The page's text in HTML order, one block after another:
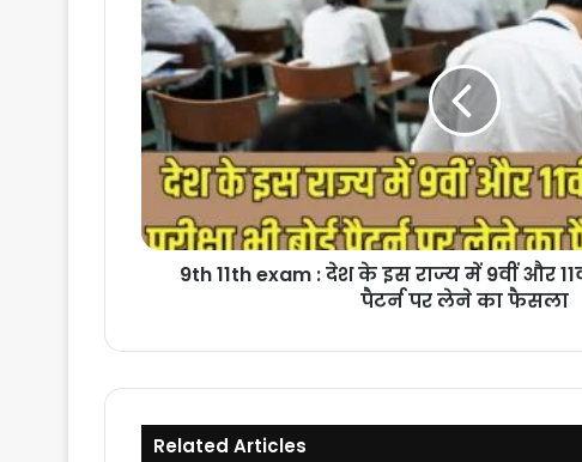
exam
:
देश
के
इस
राज्य
में
11वीं
पर
का
9th 11th exam : देश के इस राज्य में 9वीं और 11वीं
पैटर्न पर लेने का फैसला
Related Articles